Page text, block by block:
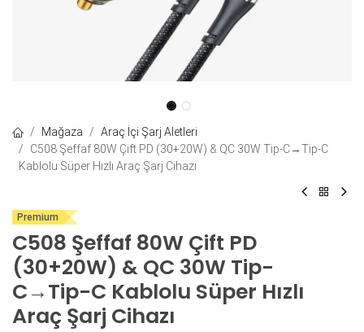
Mağaza
Araç İçi Şarj Aletleri
C508 Şeffaf 80W Çift PD (30+20W) & QC 30W Tip-C→Tip-C
Kablolu Süper Hızlı Araç Şarj Cihazı
Premium
C508 Şeffaf 80W Çift PD
(30+20W) & QC 30W Tip-
C→Tip-C Kablolu Süper Hızlı
Araç Şarj Cihazı